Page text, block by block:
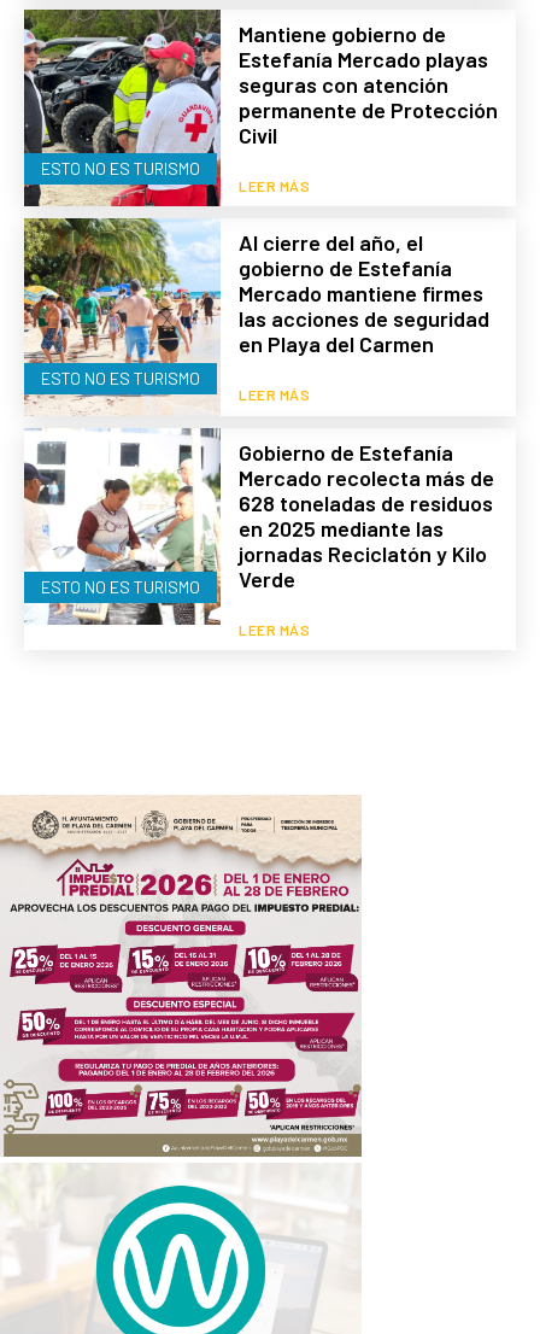
ESTO NO ES TURISMO
Mantiene gobierno de
Estefanía Mercado playas
seguras con atención
permanente de Protección
Civil
LEER MÁS
ESTO NO ES TURISMO
Al cierre del año, el
gobierno de Estefanía
Mercado mantiene firmes
las acciones de seguridad
en Playa del Carmen
LEER MÁS
ESTO NO ES TURISMO
Gobierno de Estefanía
Mercado recolecta más de
628 toneladas de residuos
en 2025 mediante las
jornadas Reciclatón y Kilo
Verde
LEER MÁS